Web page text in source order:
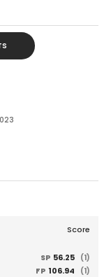
Score
SP 56.25 (1)
FP 106.94 (1)